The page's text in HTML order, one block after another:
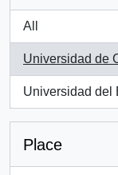
All
Universidad de
, 1 results
Universidad del
, 1 results
Place